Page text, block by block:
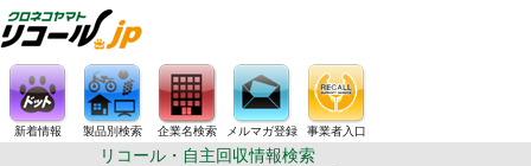
新着情報 製品別検索 企業名検索 メルマガ登録 事業者入口
リコール・自主回収情報検索